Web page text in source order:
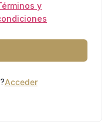
y
Acceder